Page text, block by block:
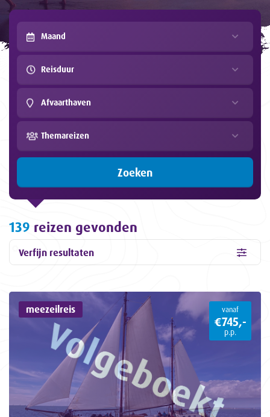
Maand
Reisduur
Afvaarthaven
Themareizen
Zoeken
139 reizen gevonden
Verfijn resultaten
meezeilreis vanaf
€745,-
p.p.